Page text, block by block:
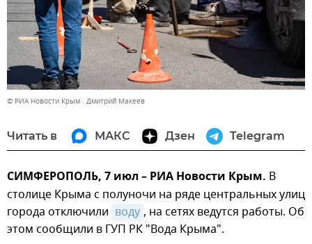
© РИА Новости Крым . Дмитрий Макеев
Читать в МАКС Дзен Telegram
СИМФЕРОПОЛЬ, 7 июл – РИА Новости Крым. В
столице Крыма с полуночи на ряде центральных улиц
города отключили воду , на сетях ведутся работы. Об
этом сообщили в ГУП РК "Вода Крыма".